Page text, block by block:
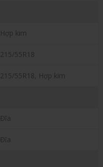
Hợp kim
215/55R18
215/55R18, Hợp kim
Đĩa
Đĩa